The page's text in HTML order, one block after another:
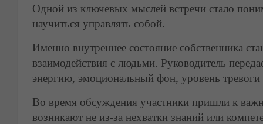
Одной из ключевых мыслей встречи стало
научиться управлять собой.
Именно внутреннее состояние собственника
взаимодействия с людьми. Руководитель
энергию, эмоциональный фон, уровень тревоги
Во время обсуждения участники пришли к
возникают не из-за нехватки знаний или